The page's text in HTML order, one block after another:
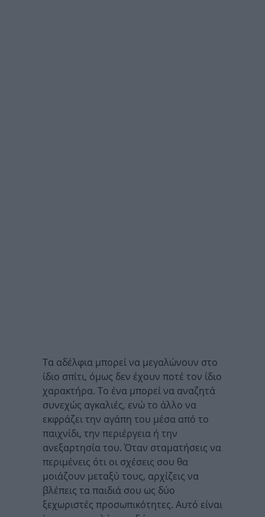
Τα αδέλφια μπορεί να μεγαλώνουν στο
ίδιο σπίτι, όμως δεν έχουν ποτέ τον ίδιο
χαρακτήρα. Το ένα μπορεί να αναζητά
συνεχώς αγκαλιές, ενώ το άλλο να
εκφράζει την αγάπη του μέσα από το
παιχνίδι, την περιέργεια ή την
ανεξαρτησία του. Όταν σταματήσεις να
περιμένεις ότι οι σχέσεις σου θα
μοιάζουν μεταξύ τους, αρχίζεις να
βλέπεις τα παιδιά σου ως δύο
ξεχωριστές προσωπικότητες. Αυτό είναι